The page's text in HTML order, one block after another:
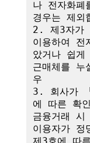
나 전자화폐
경우는 제외
2. 제3자가
이용하여
았거나 쉽
근매체를 누
우
3. 회사가
에 따른 확
금융거래 시
이용자가